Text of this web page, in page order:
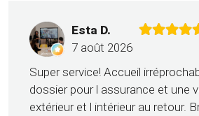
Esta D.
7 août 2026
Super service! Accueil
dossier pour l assurance et une
extérieur et l intérieur au retour.